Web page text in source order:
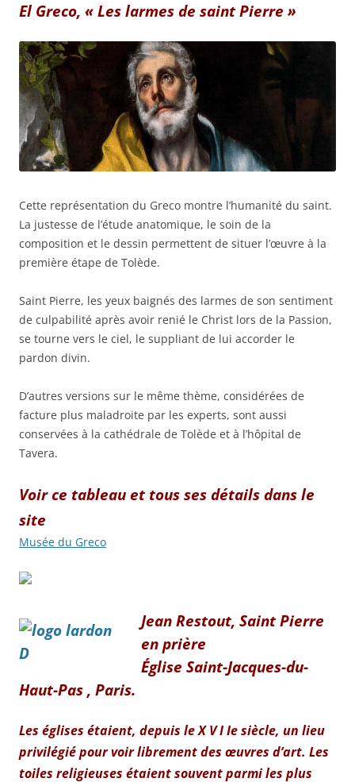
El Greco, « Les larmes de saint Pierre »
Cette représentation du Greco montre l’humanité du saint.
La justesse de l’étude anatomique, le soin de la
composition et le dessin permettent de situer l’œuvre à la
première étape de Tolède.
Saint Pierre, les yeux baignés des larmes de son sentiment
de culpabilité après avoir renié le Christ lors de la Passion,
se tourne vers le ciel, le suppliant de lui accorder le
pardon divin.
D’autres versions sur le même thème, considérées de
facture plus maladroite par les experts, sont aussi
conservées à la cathédrale de Tolède et à l’hôpital de
Tavera.
Voir ce tableau et tous ses détails dans le
site
Musée du Greco
Jean Restout, Saint Pierre
en prière
Église Saint-Jacques-du-
Haut-Pas , Paris.
Les églises étaient, depuis le X V I Ie siècle, un lieu
privilégié pour voir librement des œuvres d’art. Les
toiles religieuses étaient souvent parmi les plus